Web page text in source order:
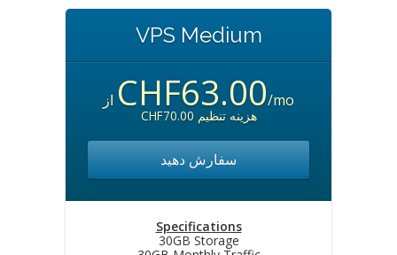
VPS Medium
CHF63.00/mo
CHF70.00 هزینه تنظیم
سفارش دهید
Specifications
30GB Storage